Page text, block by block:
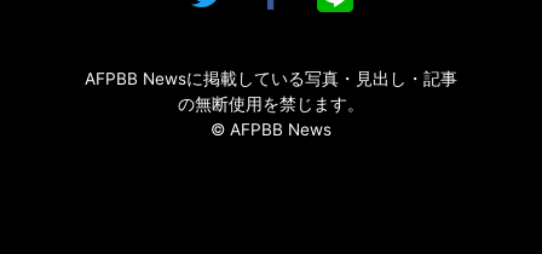
AFPBB Newsに掲載している写真・見出し・記事
の無断使用を禁じます。
© AFPBB News